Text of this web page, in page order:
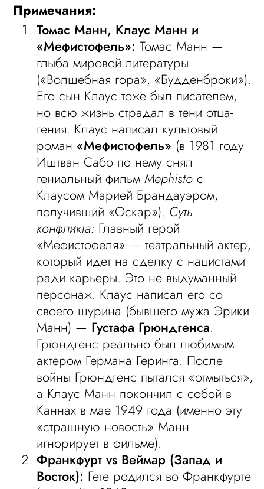
Примечания:
Томас Манн, Клаус Манн и
«Мефистофель»:Томас Манн —
глыба мировой литературы
(«Волшебная гора», «Будденброки»).
Его сын Клаус тоже был писателем,
но всю жизнь страдал в тени отца-
гения. Клаус написал культовый
роман «Мефистофель» (в 1981 году
Иштван Сабо по нему снял
гениальный фильмMephisto с
Клаусом Марией Брандауэром,
получивший «Оскар»). Суть
конфликта: Главный герой
«Мефистофеля» — театральный актер,
который идет на сделку с нацистами
ради карьеры. Это не выдуманный
персонаж. Клаус написал его со
своего шурина (бывшего мужа Эрики
Манн) — Густафа Грюндгенса.
Грюндгенс реально был любимым
актером Германа Геринга. После
войны Грюндгенс пытался «отмыться»,
а Клаус Манн покончил с собой в
Каннах в мае 1949 года (именно эту
«страшную новость» Манн
игнорирует в фильме).
Франкфурт vs Веймар (Запад и
Восток): Гете родился во Франкфурте